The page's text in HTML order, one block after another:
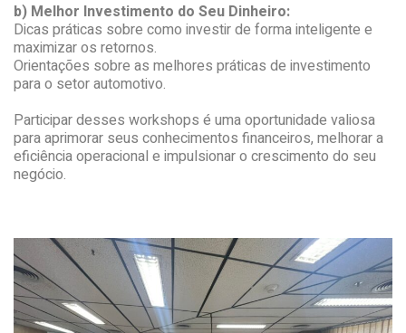
b) Melhor Investimento do Seu Dinheiro:
Dicas práticas sobre como investir de forma inteligente e
maximizar os retornos.
Orientações sobre as melhores práticas de investimento
para o setor automotivo.
Participar desses workshops é uma oportunidade valiosa
para aprimorar seus conhecimentos financeiros, melhorar a
eficiência operacional e impulsionar o crescimento do seu
negócio.